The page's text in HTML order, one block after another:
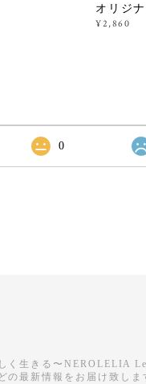
オリジ
¥2,860
0
く生きる〜NEROLELIA
の最新情報をお届け致しま